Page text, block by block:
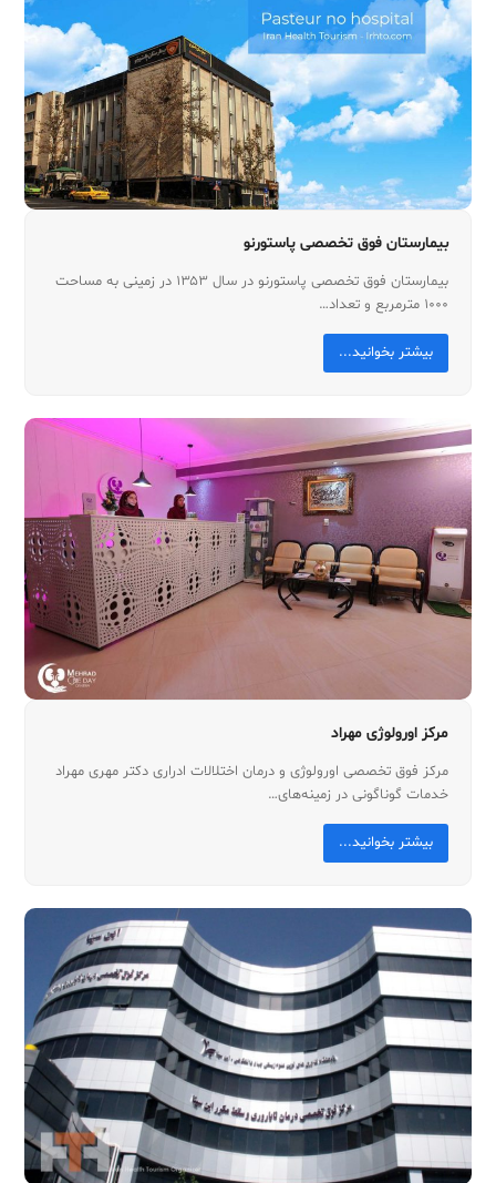
بیمارستان فوق تخصصی پاستورنو
بیمارستان فوق تخصصی پاستورنو در سال ۱۳۵۳ در زمینی به مساحت
۱۰۰۰ مترمربع و تعداد…
بیشتر بخوانید...
مرکز اورولوژی مهراد
مرکز فوق تخصصی اورولوژی و درمان اختلالات ادراری دکتر مهری مهراد
خدمات گوناگونی در زمینه‌های…
بیشتر بخوانید...